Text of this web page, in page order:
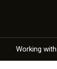
Working with